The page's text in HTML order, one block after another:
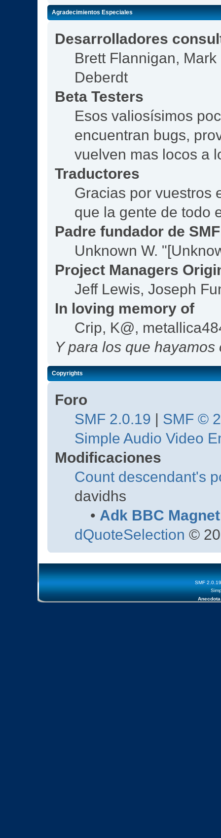
Agradecimientos Especiales
Desarrolladores
Brett Flannigan,
Deberdt
Beta Testers
Esos valiosísimos
encuentran bugs,
vuelven mas locos a
Traductores
Gracias por vuestros
que la gente de todo
Padre fundador de SMF
Unknown W.
Project Managers
Jeff Lewis, Joseph
In loving memory of
Crip, K@,
Y para los que
Copyrights
Foro
SMF 2.0.19 | SMF ©
Simple Audio Video
Modificaciones
Count descendant's
davidhs
• Adk BBC Magnet
dQuoteSelection ©
SMF 2.0.19
Anecdota